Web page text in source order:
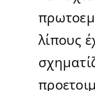
λίπους